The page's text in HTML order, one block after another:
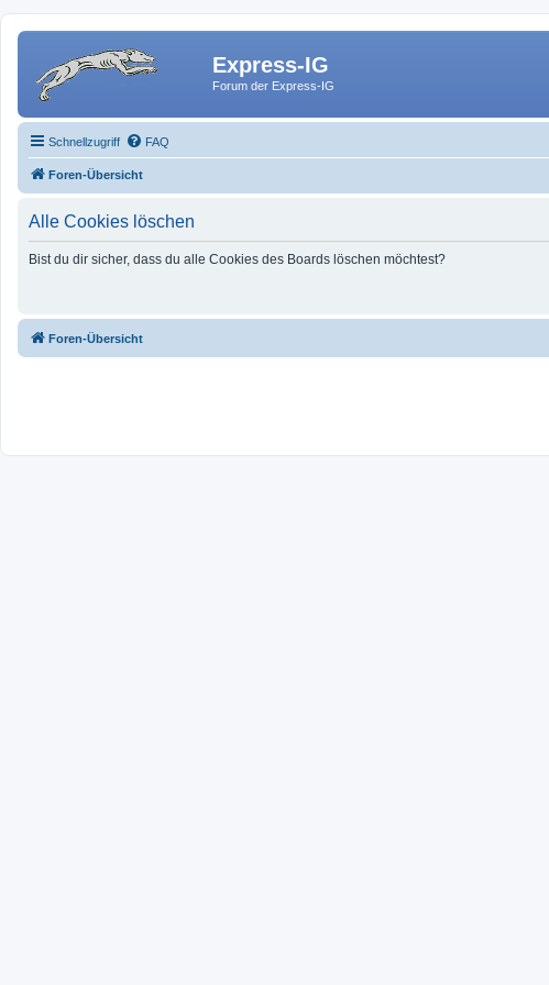
Express-IG
Forum der Express-IG
Schnellzugriff FAQ
Foren-Übersicht
Alle Cookies löschen
Bist du dir sicher, dass du alle Cookies des Boards löschen möchtest?
Foren-Übersicht